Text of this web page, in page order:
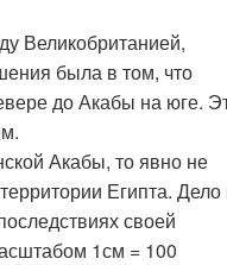
Великобританией,
была в том, что
до Акабы на юге.
Акабы, то явно не
Египта. Дело
своей
1см = 100